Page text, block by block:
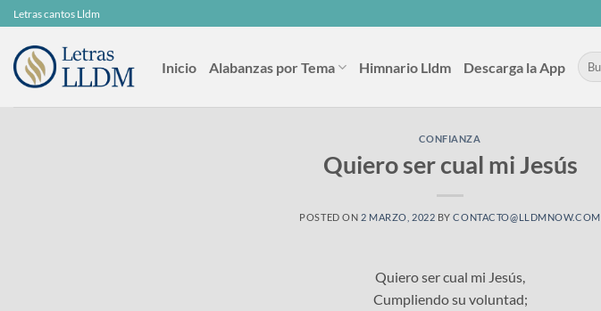
Skip
to
content
Letras cantos Lldm
Inicio Alabanzas por Tema Himnario Lldm Descarga la App
CONFIANZA
Quiero ser cual mi Jesús
POSTED ON 2 MARZO, 2022 BYCONTACTO@LLDMNOW.COM
Quiero ser cual mi Jesús,
Cumpliendo su voluntad;